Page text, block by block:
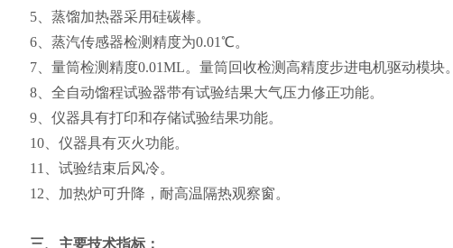
5、蒸馏加热器采用硅碳棒。
6、蒸汽传感器检测精度为0.01℃。
7、量筒检测精度0.01ML。量筒回收检测高精度步进电机驱动模块。
8、全自动馏程试验器带有试验结果大气压力修正功能。
9、仪器具有打印和存储试验结果功能。
10、仪器具有灭火功能。
11、试验结束后风冷。
12、加热炉可升降，耐高温隔热观察窗。
三、主要技术指标：